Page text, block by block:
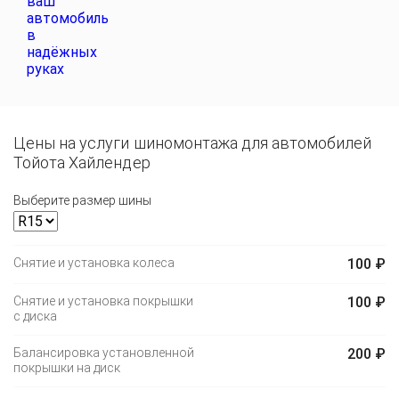
Цены на услуги шиномонтажа для автомобилей
Тойота Хайлендер
Выберите размер шины
Снятие и установка колеса 100 ₽
Снятие и установка покрышки
с диска
100 ₽
Балансировка установленной
покрышки на диск
200 ₽